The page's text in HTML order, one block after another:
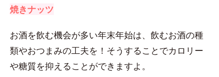
焼きナッツ
お酒を飲む機会が多い年末年始は、飲むお酒の種
類やおつまみの工夫を！そうすることでカロリー
や糖質を抑えることができますよ。